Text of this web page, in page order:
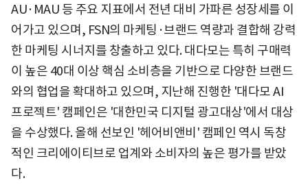
AU·MAU 등 주요 지표에서 전년 대비 가파른 성장세를 이
어가고 있으며, FSN의 마케팅·브랜드 역량과 결합해 강력
한 마케팅 시너지를 창출하고 있다. 대다모는 특히 구매력
이 높은 40대 이상 핵심 소비층을 기반으로 다양한 브랜드
와의 협업을 확대하고 있으며, 지난해 진행한 '대다모 AI
프로젝트' 캠페인은 '대한민국 디지털 광고대상'에서 대상
을 수상했다. 올해 선보인 '헤어비앤비' 캠페인 역시 독창
적인 크리에이티브로 업계와 소비자의 높은 평가를 받았
다.